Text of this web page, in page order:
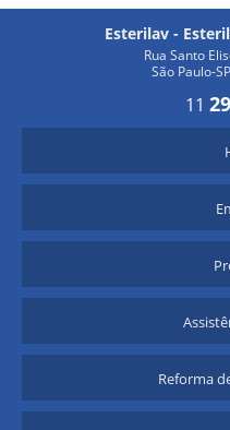
Esterilav -
Rua Santo
São Paulo-
11
Reforma